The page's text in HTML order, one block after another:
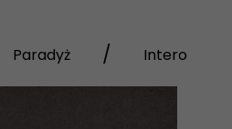
Paradyż Intero